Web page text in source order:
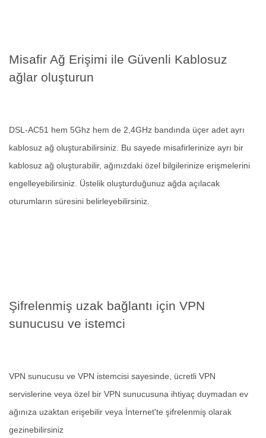
Misafir Ağ Erişimi ile Güvenli Kablosuz
ağlar oluşturun
DSL-AC51 hem 5Ghz hem de 2,4GHz bandında üçer adet ayrı
kablosuz ağ oluşturabilirsiniz. Bu sayede misafirlerinize ayrı bir
kablosuz ağ oluşturabilir, ağınızdaki özel bilgilerinize erişmelerini
engelleyebilirsiniz. Üstelik oluşturduğunuz ağda açılacak
oturumların süresini belirleyebilirsiniz.
Şifrelenmiş uzak bağlantı için VPN
sunucusu ve istemci
VPN sunucusu ve VPN istemcisi sayesinde, ücretli VPN
servislerine veya özel bir VPN sunucusuna ihtiyaç duymadan ev
ağınıza uzaktan erişebilir veya İnternet'te şifrelenmiş olarak
gezinebilirsiniz